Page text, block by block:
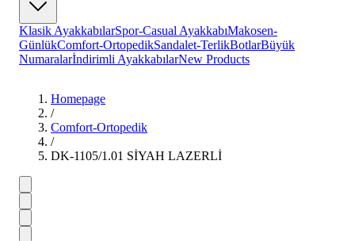
Klasik AyakkabılarSpor-Casual AyakkabıMakosen-
GünlükComfort-OrtopedikSandalet-TerlikBotlarBüyük
Numaralarİndirimli AyakkabılarNew Products
Homepage
/
Comfort-Ortopedik
/
DK-1105/1.01 SİYAH LAZERLİ